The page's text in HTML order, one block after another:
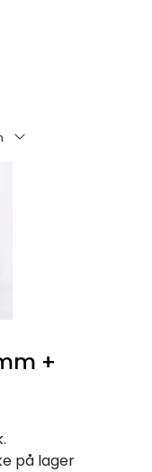
+
på lager